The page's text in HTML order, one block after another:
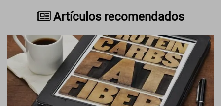
Artículos recomendados